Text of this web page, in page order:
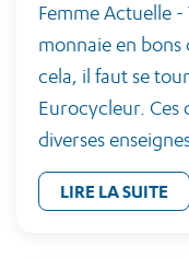
Femme Actuelle
monnaie en bons
cela, il faut se
Eurocycleur. Ces
diverses
LIRE LA SUITE